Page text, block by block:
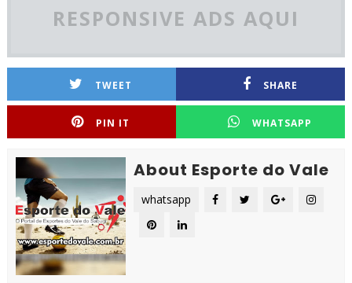
RESPONSIVE ADS AQUI
TWEET SHARE
PIN IT WHATSAPP
About Esporte do Vale
whatsapp